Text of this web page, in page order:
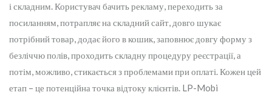
і складним. Користувач бачить рекламу, переходить за
посиланням, потрапляє на складний сайт, довго шукає
потрібний товар, додає його в кошик, заповнює довгу форму з
безліччю полів, проходить складну процедуру реєстрації, а
потім, можливо, стикається з проблемами при оплаті. Кожен цей
етап – це потенційна точка відтоку клієнтів. LP-Mobi